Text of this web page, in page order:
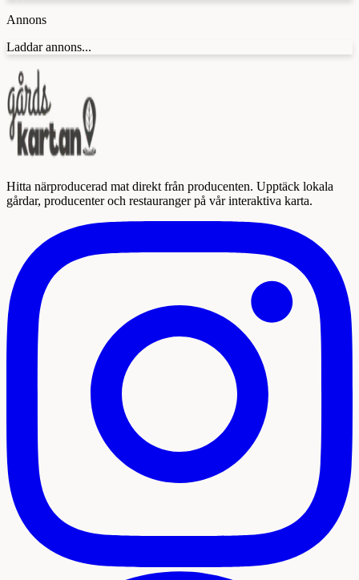
Annons
Laddar annons...
Hitta närproducerad mat direkt från producenten. Upptäck lokala
gårdar, producenter och restauranger på vår interaktiva karta.